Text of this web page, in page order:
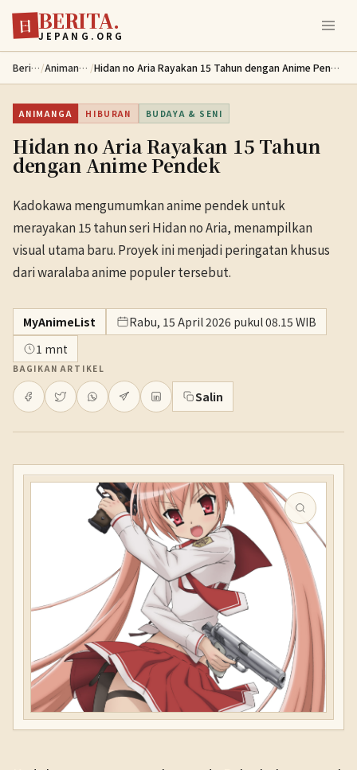
Lewati ke konten utama
日 BERITA.
JEPANG.ORG
Berita/ Animanga / Hidan no Aria Rayakan 15 Tahun dengan Anime Pendek
ANIMANGA HIBURAN BUDAYA & SENI
Hidan no Aria Rayakan 15 Tahun
dengan Anime Pendek
Kadokawa mengumumkan anime pendek untuk
merayakan 15 tahun seri Hidan no Aria, menampilkan
visual utama baru. Proyek ini menjadi peringatan khusus
dari waralaba anime populer tersebut.
MyAnimeList
Rabu, 15 April 2026 pukul 08.15 WIB
1 mnt
BAGIKAN ARTIKEL
Salin